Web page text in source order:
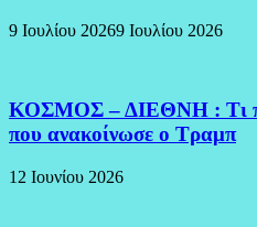
9 Ιουλίου 20269 Ιουλίου 2026
ΚΟΣΜΟΣ – ΔΙΕΘΝΗ : Τι
που ανακοίνωσε ο Τραμπ
12 Ιουνίου 2026